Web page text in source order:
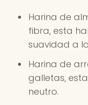
Harina de
fibra, esta
suavidad a
Harina de
galletas,
neutro.